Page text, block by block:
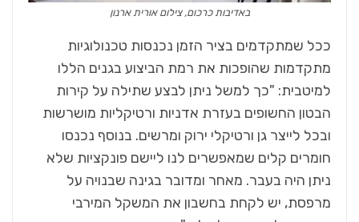
באדיבות כרכום, צילום אורית ארנון
ככל שמתקדמים בציר הזמן נכנסות טכנולוגיות
מתקדמות שהופכות את רמת הביצוע בגנים הללו
למיטבית: "כך למשל ניתן לבצע שתילה על קירות
הבטון החשופים בעזרת אדניות ורטיקליות מושרשות
ובכל לייצר גן ורטיקלי ירוק ומרשים. בנוסף נכנסו
חומרים קלים שמאפשרים לנו ליישם פונקציות שלא
ניתן היה בעבר. מאחר ומדובר בגינה שבנויה על
מרפסת, יש לקחת בחשבון את המשקל המירבי